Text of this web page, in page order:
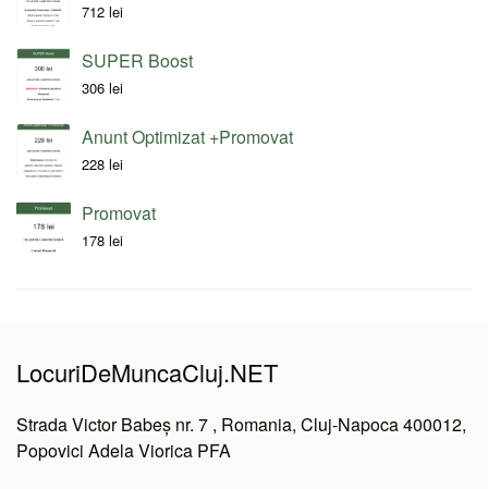
712 lei
SUPER Boost
306 lei
Anunt Optimizat +Promovat
228 lei
Promovat
178 lei
LocuriDeMuncaCluj.NET
Strada Victor Babeș nr. 7 , Romania, Cluj-Napoca 400012,
Popovici Adela Viorica PFA